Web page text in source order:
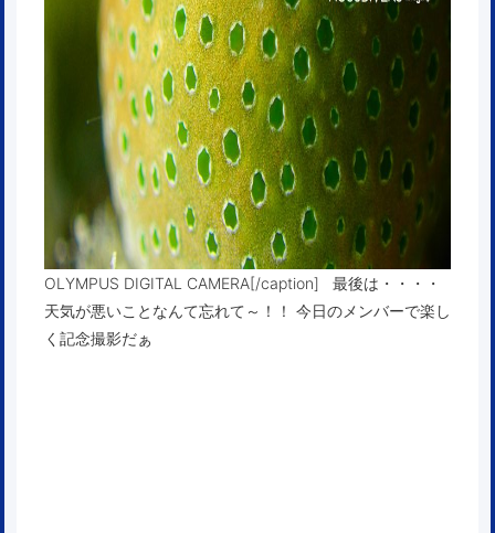
OLYMPUS DIGITAL CAMERA[/caption] 最後は・・・・
天気が悪いことなんて忘れて～！！ 今日のメンバーで楽し
く記念撮影だぁ